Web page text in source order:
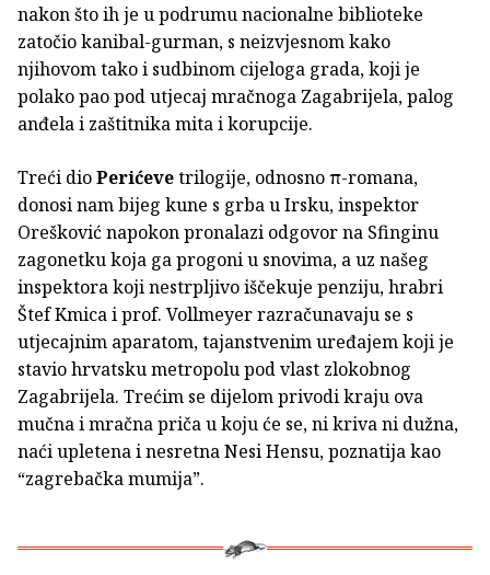
nakon što ih je u podrumu nacionalne biblioteke
zatočio kanibal-gurman, s neizvjesnom kako
njihovom tako i sudbinom cijeloga grada, koji je
polako pao pod utjecaj mračnoga Zagabrijela, palog
anđela i zaštitnika mita i korupcije.
Treći dioPerićevetrilogije, odnosno π-romana,
donosi nam bijeg kune s grba u Irsku, inspektor
Orešković napokon pronalazi odgovor na Sfinginu
zagonetku koja ga progoni u snovima, a uz našeg
inspektora koji nestrpljivo iščekuje penziju, hrabri
Štef Kmica i prof. Vollmeyer razračunavaju se s
utjecajnim aparatom, tajanstvenim uređajem koji je
stavio hrvatsku metropolu pod vlast zlokobnog
Zagabrijela. Trećim se dijelom privodi kraju ova
mučna i mračna priča u koju će se, ni kriva ni dužna,
naći upletena i nesretna Nesi Hensu, poznatija kao
“zagrebačka mumija”.